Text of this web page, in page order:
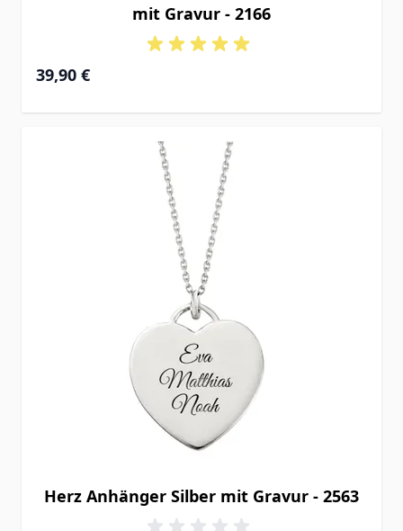
mit Gravur - 2166
39,90 €
Herz Anhänger Silber mit Gravur - 2563